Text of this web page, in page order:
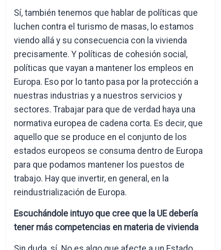
Sí, también tenemos que hablar de políticas que
luchen contra el turismo de masas, lo estamos
viendo allá y su consecuencia con la vivienda
precisamente. Y políticas de cohesión social,
políticas que vayan a mantener los empleos en
Europa. Eso por lo tanto pasa por la protección a
nuestras industrias y a nuestros servicios y
sectores. Trabajar para que de verdad haya una
normativa europea de cadena corta. Es decir, que
aquello que se produce en el conjunto de los
estados europeos se consuma dentro de Europa
para que podamos mantener los puestos de
trabajo. Hay que invertir, en general, en la
reindustrialización de Europa.
Escuchándole intuyo que cree que la UE debería
tener más competencias en materia de vivienda